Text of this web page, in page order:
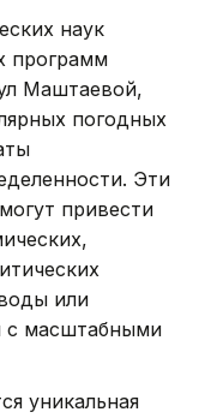
наук
программ
Маштаевой,
погодных
Эти
привести
или
с масштабными
уникальная